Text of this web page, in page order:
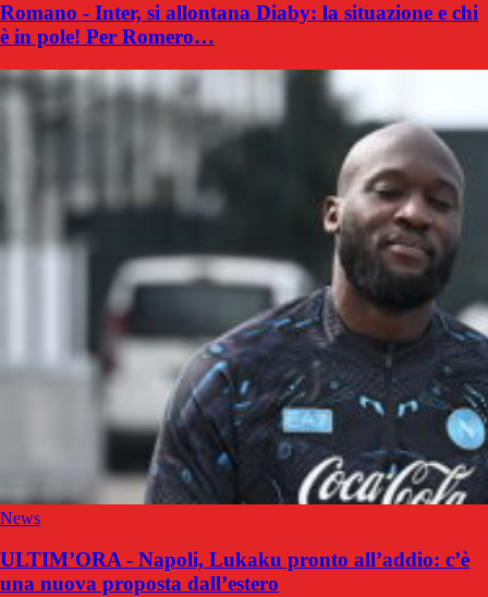
Romano - Inter, si allontana Diaby: la situazione e chi
è in pole! Per Romero…
News
ULTIM’ORA - Napoli, Lukaku pronto all’addio: c’è
una nuova proposta dall’estero